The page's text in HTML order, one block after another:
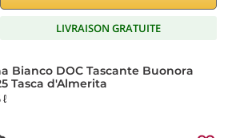
LIVRAISON GRATUITE
Bianco DOC Tascante Buonora
Tasca d'Almerita